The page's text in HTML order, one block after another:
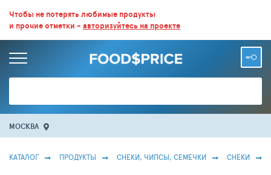
ВСЕ СКИДКИ И ВЫГОДНЫЕ ЦЕНЫ НА ПРОДУКТЫ В МАГАЗИНАХ.
БОЛЬШЕ 100 000 ТОВАРОВ. ЕЖЕДНЕВНОЕ ОБНОВЛЕНИЕ ЦЕН.
Чтобы не потерять любимые продукты
и прочие отметки - авторизуйтесь на проекте
МОСКВА
КАТАЛОГ ПРОДУКТЫ СНЕКИ, ЧИПСЫ, СЕМЕЧКИ СНЕКИ